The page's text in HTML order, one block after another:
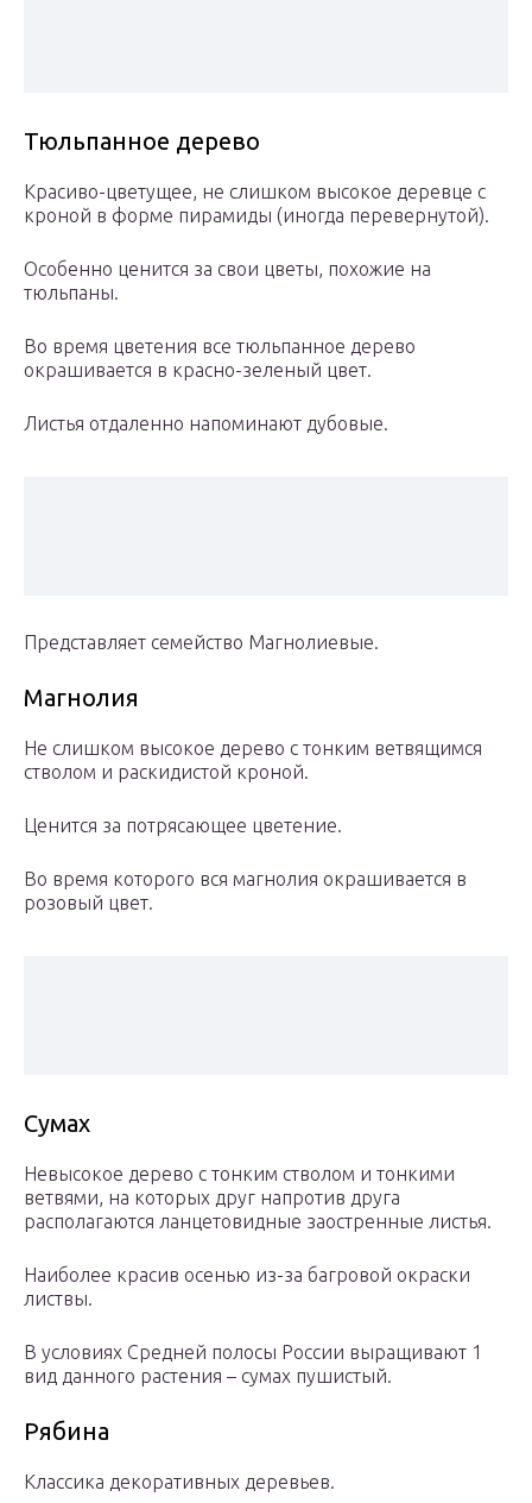
Тюльпанное дерево
Красиво-цветущее, не слишком высокое деревце с
кроной в форме пирамиды (иногда перевернутой).
Особенно ценится за свои цветы, похожие на
тюльпаны.
Во время цветения все тюльпанное дерево
окрашивается в красно-зеленый цвет.
Листья отдаленно напоминают дубовые.
Представляет семейство Магнолиевые.
Магнолия
Не слишком высокое дерево с тонким ветвящимся
стволом и раскидистой кроной.
Ценится за потрясающее цветение.
Во время которого вся магнолия окрашивается в
розовый цвет.
Сумах
Невысокое дерево с тонким стволом и тонкими
ветвями, на которых друг напротив друга
располагаются ланцетовидные заостренные листья.
Наиболее красив осенью из-за багровой окраски
листвы.
В условиях Средней полосы России выращивают 1
вид данного растения – сумах пушистый.
Рябина
Классика декоративных деревьев.